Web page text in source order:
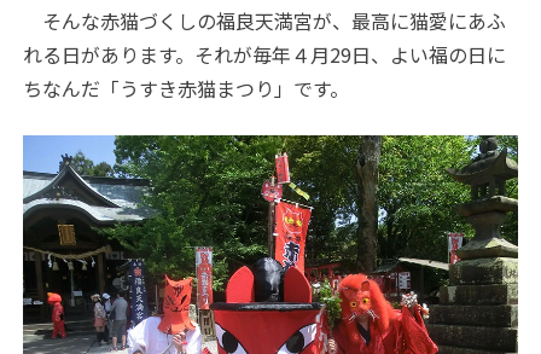
そんな赤猫づくしの福良天満宮が、最高に猫愛にあふ
れる日があります。それが毎年４月29日、よい福の日に
ちなんだ「うすき赤猫まつり」です。